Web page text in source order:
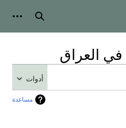
بحث
أدوات
مساعدة